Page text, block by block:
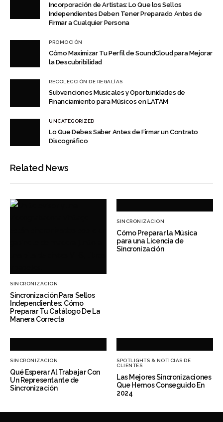
Incorporación de Artistas: Lo Que los Sellos
Independientes Deben Tener Preparado Antes de
Firmar a Cualquier Persona
PROMOCIÓN
Cómo Maximizar Tu Perfil de SoundCloud para Mejorar
la Descubribilidad
RECOLECCIÓN DE REGALÍAS
Subvenciones Musicales y Oportunidades de
Financiamiento para Músicos en LATAM
UNCATEGORIZED
Lo Que Debes Saber Antes de Firmar un Contrato
Discográfico
Related News
SINCRONIZACION
Sincronización Para Sellos
Independientes: Cómo
Preparar Tu Catálogo De La
Manera Correcta
SINCRONIZACION
Cómo Preparar la Música
para una Licencia de
Sincronización
SINCRONIZACION
Qué Esperar Al Trabajar Con
Un Representante de
Sincronización
SPOTLIGHTS & NOTICIAS DE
CLIENTES
Las Mejores Sincronizaciones
Que Hemos Conseguido En
2024